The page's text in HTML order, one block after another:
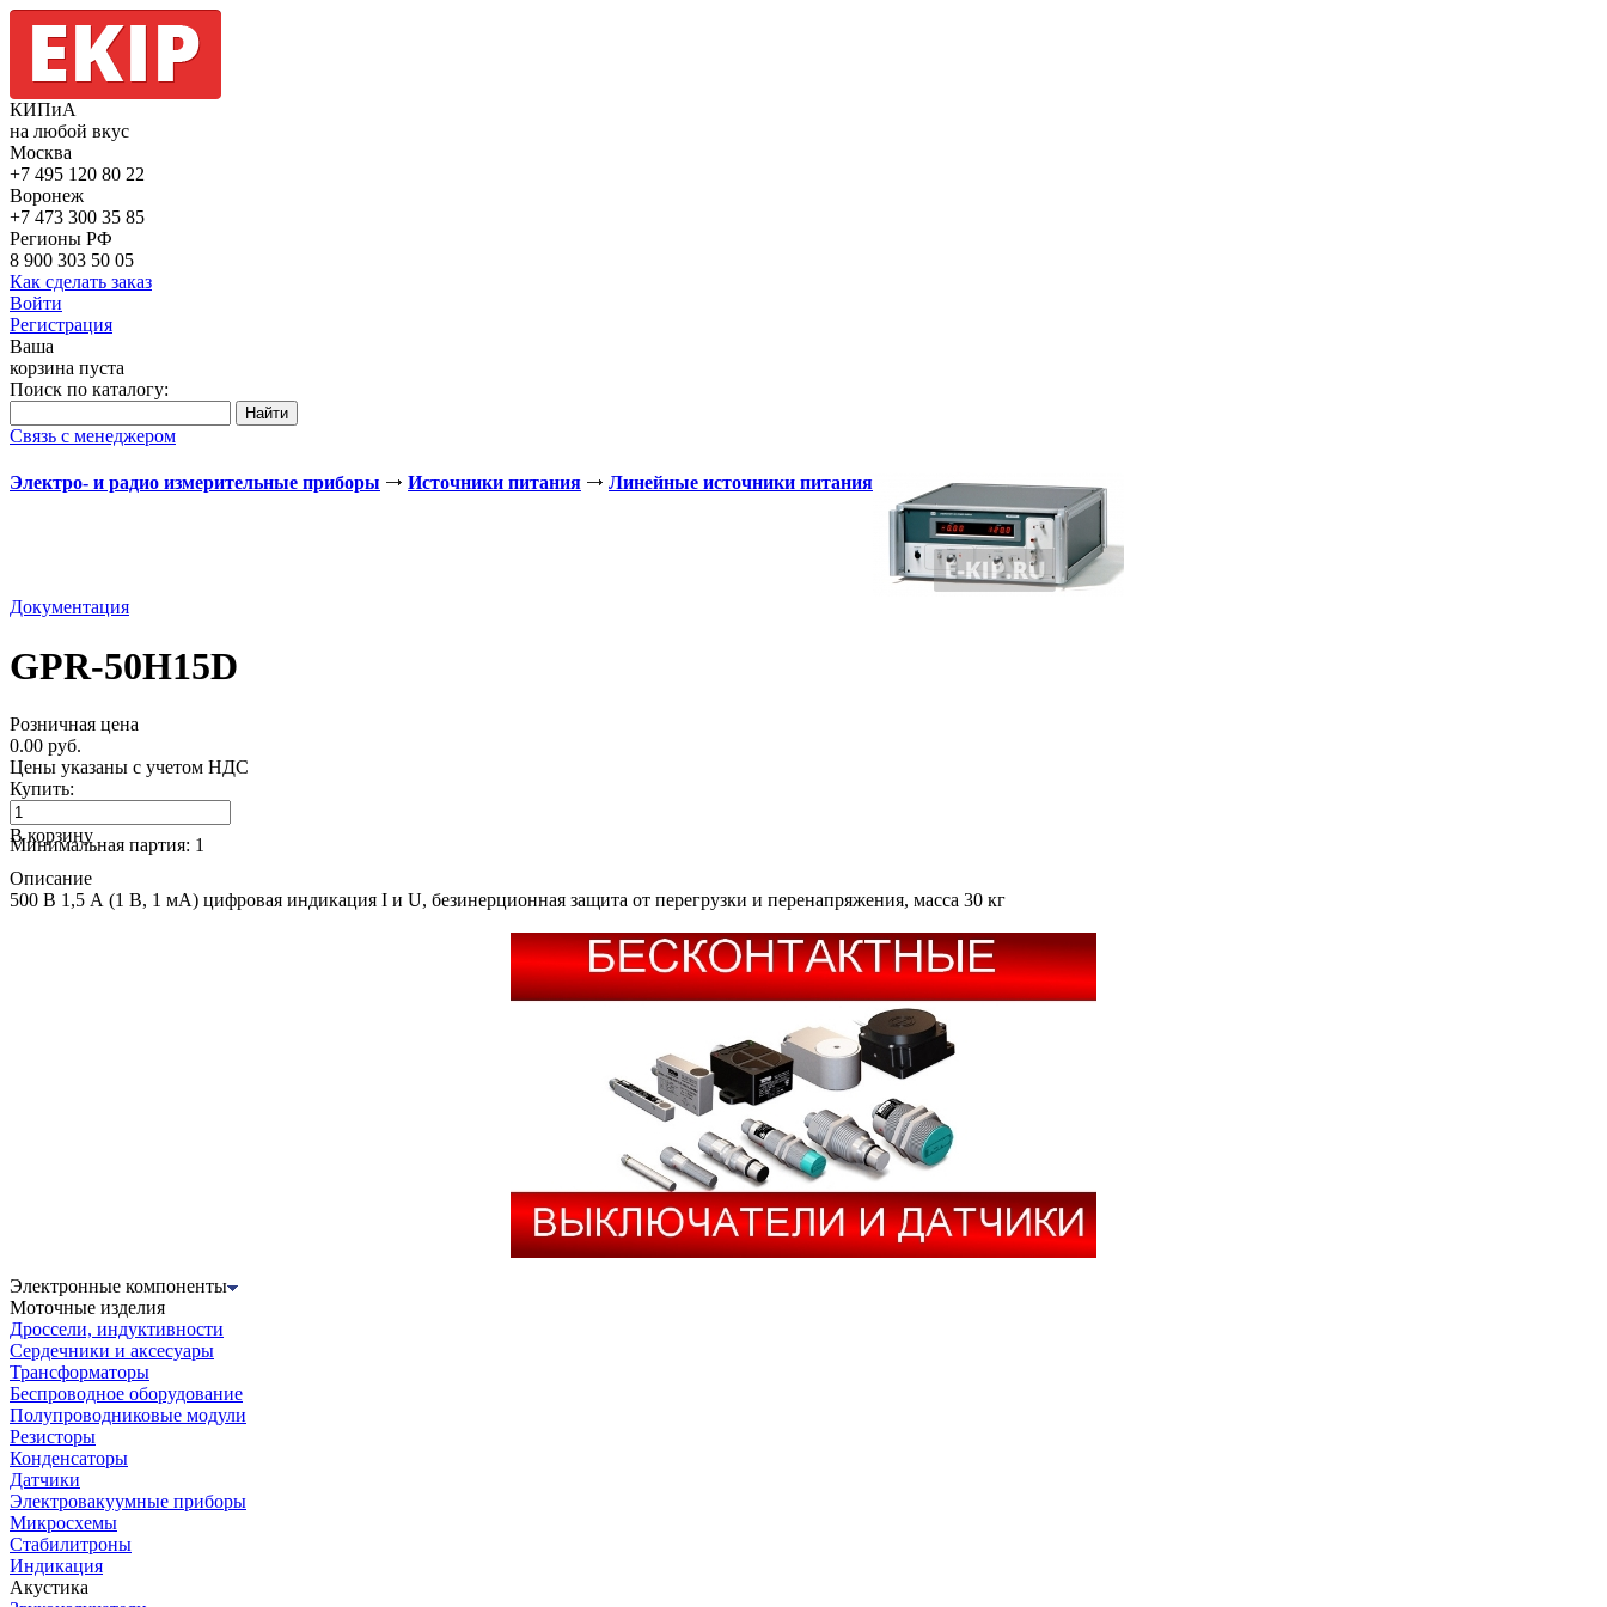
КИПиА
на любой вкус
Москва
+7 495 120 80 22
Воронеж
+7 473 300 35 85
Регионы РФ
8 900 303 50 05
Как сделать заказ
Войти
Регистрация
Ваша
корзина пуста
Поиск по каталогу:
Связь с менеджером
Электро- и радио измерительные приборы Источники питания Линейные источники питания
Документация
GPR-50H15D
Розничная цена
0.00 руб.
Цены указаны с учетом НДС
Купить:
В корзину
Минимальная партия: 1
Описание
500 В 1,5 А (1 В, 1 мА) цифровая индикация I и U, безинерционная защита от перегрузки и перенапряжения, масса 30 кг
Электронные компоненты
Моточные изделия
Дроссели, индуктивности
Сердечники и аксесуары
Трансформаторы
Беспроводное оборудование
Полупроводниковые модули
Резисторы
Конденсаторы
Датчики
Электровакуумные приборы
Микросхемы
Стабилитроны
Индикация
Акустика